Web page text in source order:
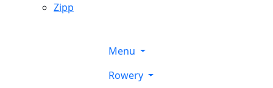
Zipp
Menu
Rowery